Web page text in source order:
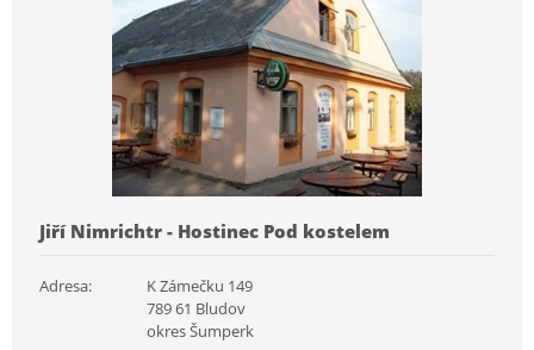
Jiří Nimrichtr - Hostinec Pod kostelem
Adresa:
K Zámečku 149
789 61 Bludov
okres Šumperk